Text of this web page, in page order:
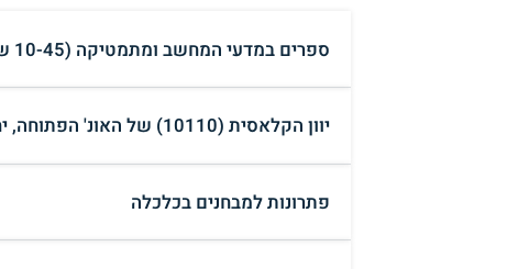
ספרים במדעי המחשב ומתמטיקה (10-45 ש"ח לכל ספר ₪)
יוון הקלאסית (10110) של האונ' הפתוחה, יחידות 1-11 + מקראה
פתרונות למבחנים בכלכלה